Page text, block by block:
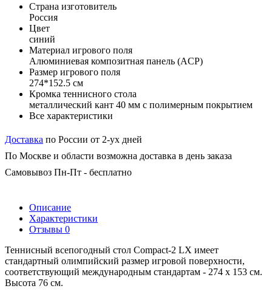
Страна изготовитель
Россия
Цвет
синий
Материал игрового поля
Алюминиевая композитная панель (ACP)
Размер игрового поля
274*152.5 см
Кромка теннисного стола
металлический кант 40 мм с полимерным покрытием
Все характеристики
Доставка по России от 2-ух дней
По Москве и области возможна доставка в день заказа
Самовывоз Пн-Пт - бесплатно
Описание
Характеристики
Отзывы 0
Теннисный всепогодный стол Compact-2 LX имеет
стандартный олимпийский размер игровой поверхности,
соответствующий международным стандартам - 274 х 153 см.
Высота 76 см.